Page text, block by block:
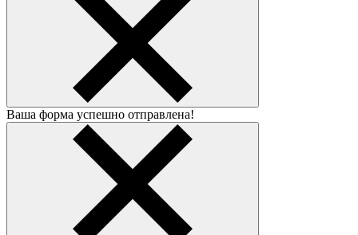
Ваша форма успешно отправлена!